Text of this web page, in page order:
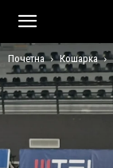
Почетна Кошарка